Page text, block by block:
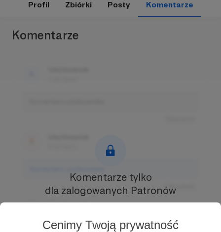
Cenimy Twoją prywatność
Profil Zbiórki Posty Komentarze
Komentarze
Odpowiedz
Użytkownik
Komentarze tylko
dla zalogowanych Patronów
dostęp!